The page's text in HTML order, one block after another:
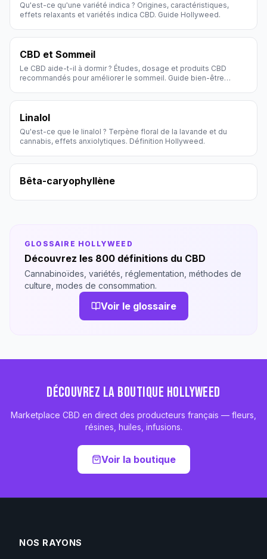
Qu'est-ce qu'une variété indica ? Origines, caractéristiques,
effets relaxants et variétés indica CBD. Guide Hollyweed.
CBD et Sommeil
Le CBD aide-t-il à dormir ? Études, dosage et produits CBD
recommandés pour améliorer le sommeil. Guide bien-être
Linalol
Qu'est-ce que le linalol ? Terpène floral de la lavande et du
cannabis, effets anxiolytiques. Définition Hollyweed.
Bêta-caryophyllène
GLOSSAIRE HOLLYWEED
Découvrez les 800 définitions du CBD
Cannabinoïdes, variétés, réglementation, méthodes de
culture, modes de consommation.
Voir le glossaire
DÉCOUVREZ LA BOUTIQUE HOLLYWEED
Marketplace CBD en direct des producteurs français — fleurs,
résines, huiles, infusions.
Voir la boutique
NOS RAYONS